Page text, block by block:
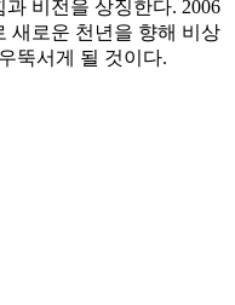
비전을 상징한다. 2006
새로운 천년을 향해 비상
뚝서게 될 것이다.